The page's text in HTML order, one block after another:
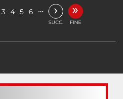
3 4 5 6 … ›
SUCC.
»
FINE